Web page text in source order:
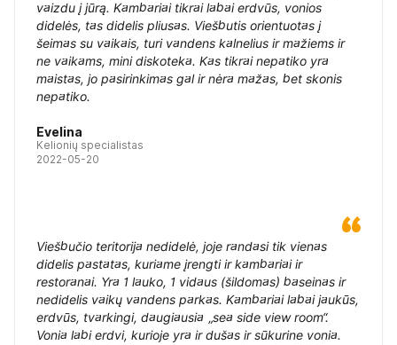
vaizdu į jūrą. Kambariai tikrai labai erdvūs, vonios
didelės, tas didelis pliusas. Viešbutis orientuotas į
šeimas su vaikais, turi vandens kalnelius ir mažiems ir
ne vaikams, mini diskoteka. Kas tikrai nepatiko yra
maistas, jo pasirinkimas gal ir nėra mažas, bet skonis
nepatiko.
Evelina
Kelionių specialistas
2022-05-20
Viešbučio teritorija nedidelė, joje randasi tik vienas
didelis pastatas, kuriame įrengti ir kambariai ir
restoranai. Yra 1 lauko, 1 vidaus (šildomas) baseinas ir
nedidelis vaikų vandens parkas. Kambariai labai jaukūs,
erdvūs, tvarkingi, daugiausia „sea side view room“.
Vonia labi erdvi, kurioje yra ir dušas ir sūkurine vonia.